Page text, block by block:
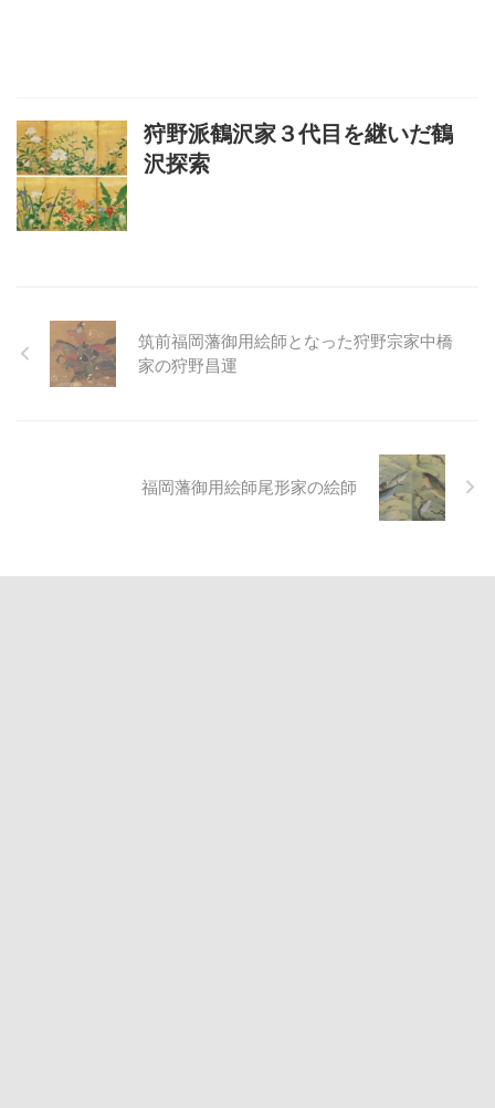
狩野派鶴沢家３代目を継いだ鶴
沢探索
筑前福岡藩御用絵師となった狩野宗家中橋
家の狩野昌運
福岡藩御用絵師尾形家の絵師